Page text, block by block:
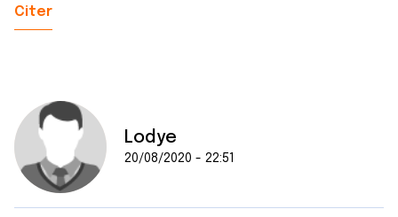
Citer
Lodye
20/08/2020 - 22:51